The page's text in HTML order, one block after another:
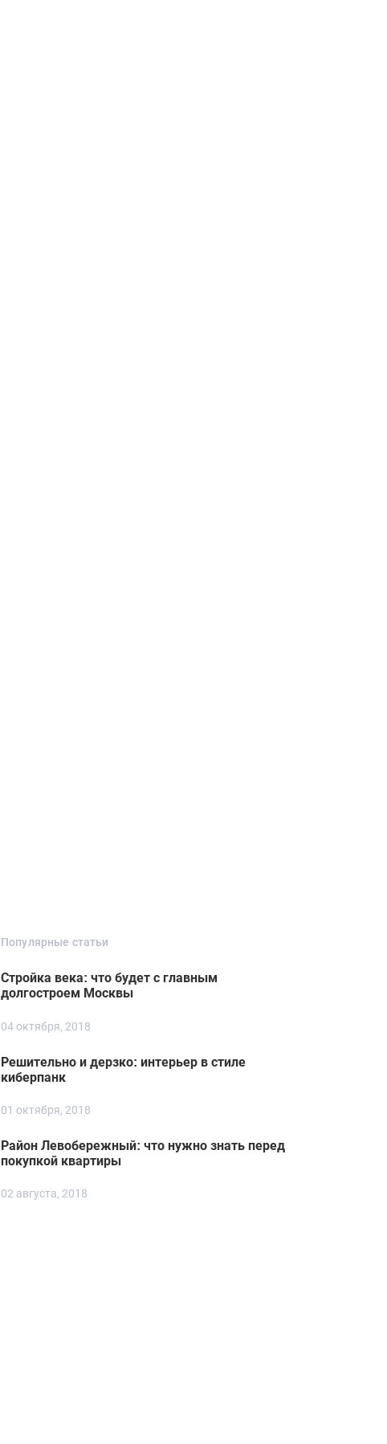
Популярные статьи
Стройка века: что будет с главным
долгостроем Москвы
04 октября, 2018
Решительно и дерзко: интерьер в стиле
киберпанк
01 октября, 2018
Район Левобережный: что нужно знать перед
покупкой квартиры
02 августа, 2018